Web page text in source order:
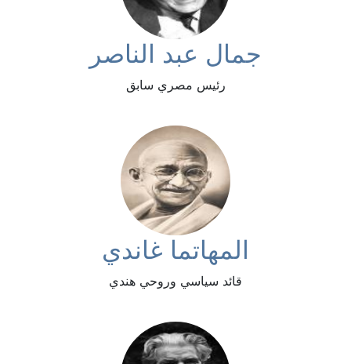
جمال عبد الناصر
رئيس مصري سابق
المهاتما غاندي
قائد سياسي وروحي هندي